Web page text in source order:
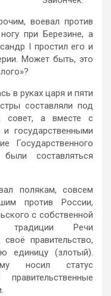
воевал против
при Березине, а
I простил его и
Может быть, это
в руках царя и пяти
составляли под
совет, а вместе с
государственными
Государственного
составляться
полякам, совсем
против России,
с собственной
традиции Речи
правительство,
единицу (злотый).
носил статус